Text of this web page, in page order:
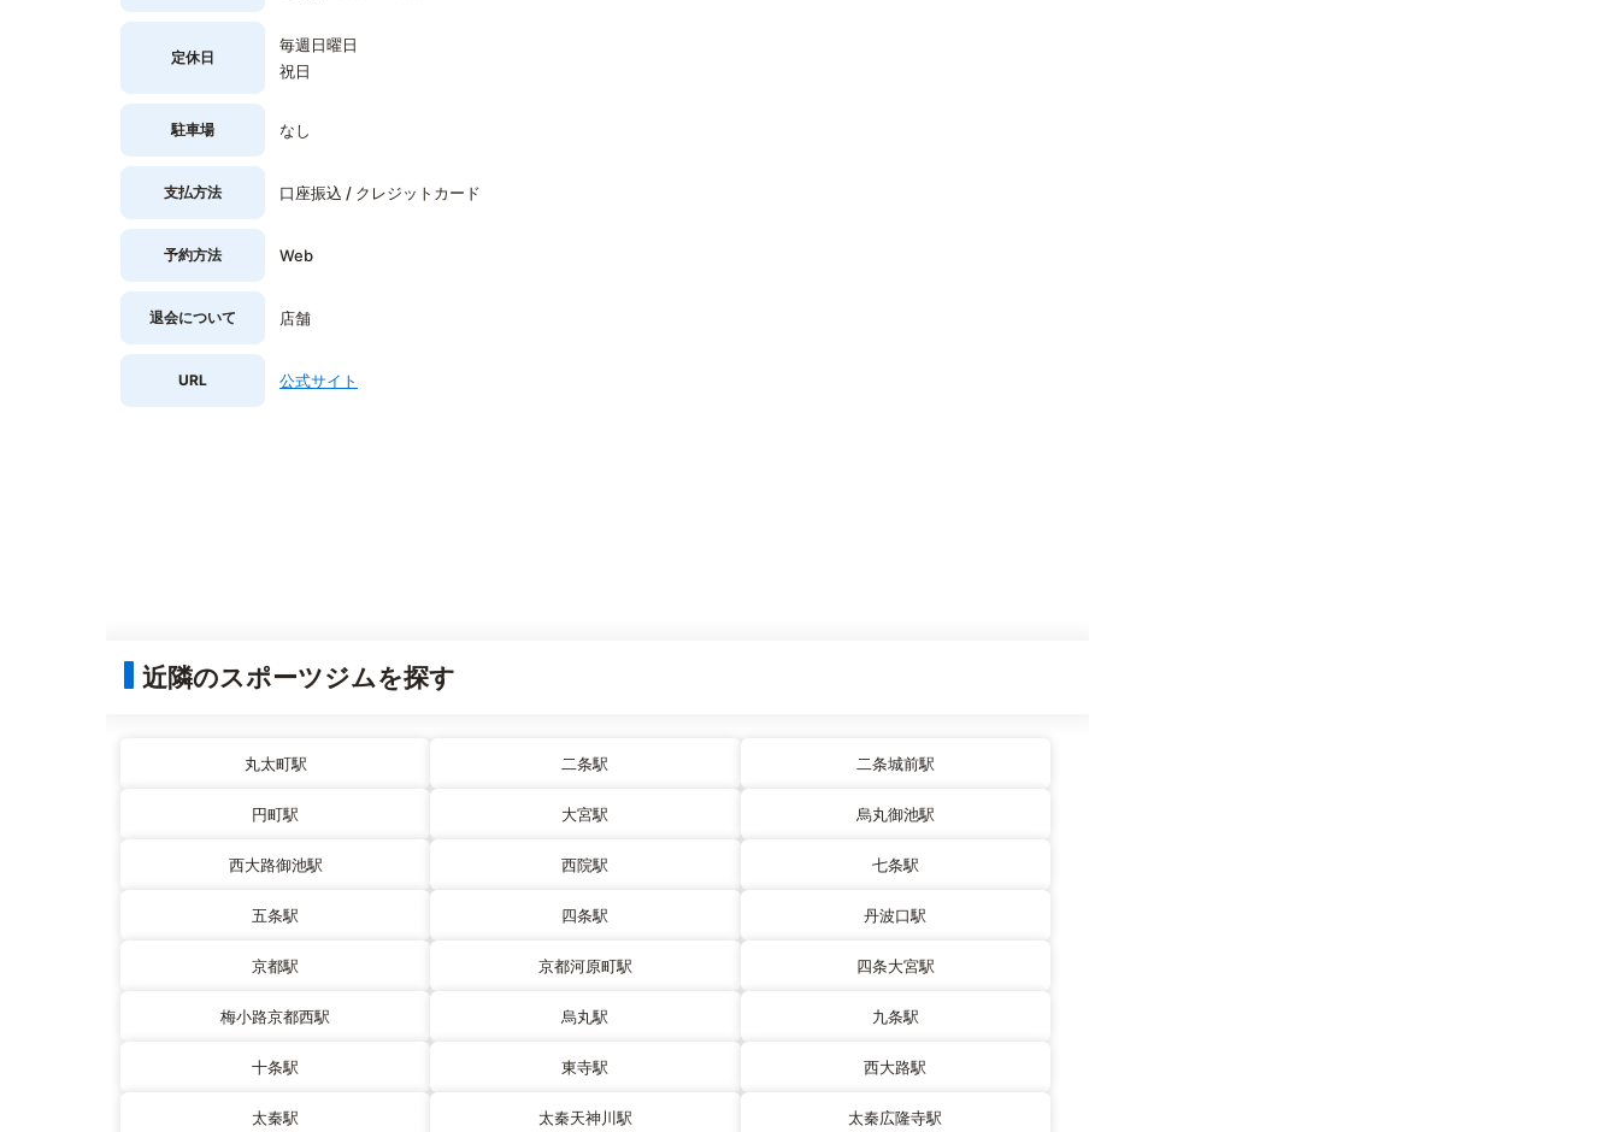
定休日
毎週日曜日
祝日
駐車場 なし
支払方法 口座振込 / クレジットカード
予約方法 Web
退会について 店舗
URL 公式サイト
近隣のスポーツジムを探す
丸太町駅 二条駅 二条城前駅
円町駅 大宮駅 烏丸御池駅
西大路御池駅 西院駅 七条駅
五条駅 四条駅 丹波口駅
京都駅 京都河原町駅 四条大宮駅
梅小路京都西駅 烏丸駅 九条駅
十条駅 東寺駅 西大路駅
太秦駅 太秦天神川駅 太秦広隆寺駅